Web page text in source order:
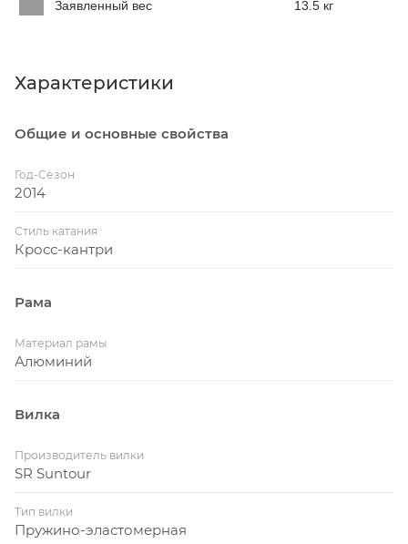
Заявленный вес 13.5 кг
Характеристики
Общие и основные свойства
Год-Сезон
2014
Стиль катания
Кросс-кантри
Рама
Материал рамы
Алюминий
Вилка
Производитель вилки
SR Suntour
Тип вилки
Пружино-эластомерная